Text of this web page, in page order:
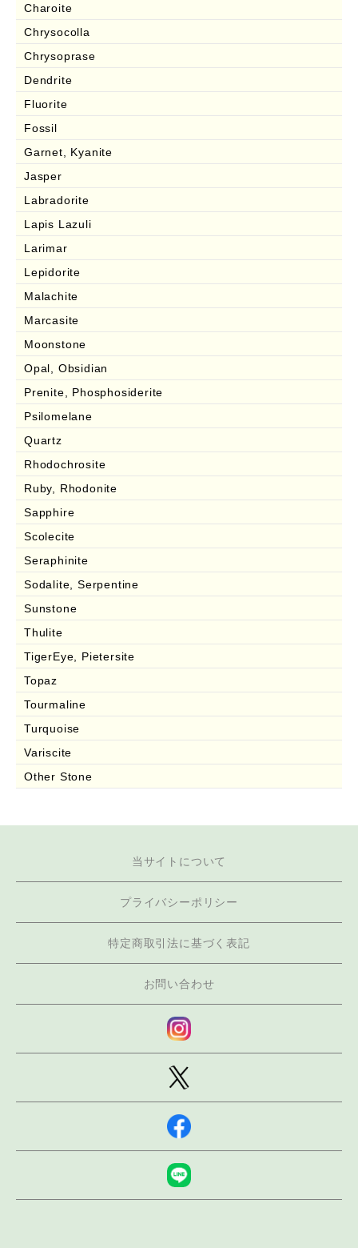
Charoite
Chrysocolla
Chrysoprase
Dendrite
Fluorite
Fossil
Garnet, Kyanite
Jasper
Labradorite
Lapis Lazuli
Larimar
Lepidorite
Malachite
Marcasite
Moonstone
Opal, Obsidian
Prenite, Phosphosiderite
Psilomelane
Quartz
Rhodochrosite
Ruby, Rhodonite
Sapphire
Scolecite
Seraphinite
Sodalite, Serpentine
Sunstone
Thulite
TigerEye, Pietersite
Topaz
Tourmaline
Turquoise
Variscite
Other Stone
当サイトについて
プライバシーポリシー
特定商取引法に基づく表記
お問い合わせ